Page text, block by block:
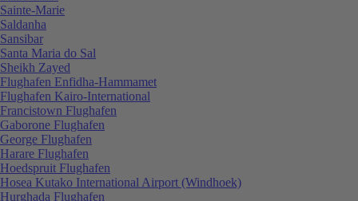
Sainte-Marie
Saldanha
Sansibar
Santa Maria do Sal
Sheikh Zayed
Flughafen Enfidha-Hammamet
Flughafen Kairo-International
Francistown Flughafen
Gaborone Flughafen
George Flughafen
Harare Flughafen
Hoedspruit Flughafen
Hosea Kutako International Airport (Windhoek)
Hurghada Flughafen